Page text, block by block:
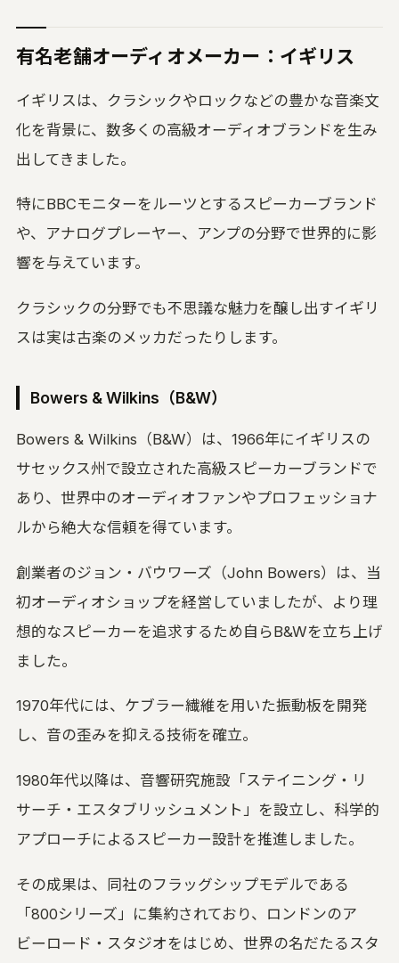
有名老舗オーディオメーカー：イギリス
イギリスは、クラシックやロックなどの豊かな音楽文
化を背景に、数多くの高級オーディオブランドを生み
出してきました。
特にBBCモニターをルーツとするスピーカーブランド
や、アナログプレーヤー、アンプの分野で世界的に影
響を与えています。
クラシックの分野でも不思議な魅力を醸し出すイギリ
スは実は古楽のメッカだったりします。
Bowers & Wilkins（B&W）
Bowers & Wilkins（B&W）は、1966年にイギリスの
サセックス州で設立された高級スピーカーブランドで
あり、世界中のオーディオファンやプロフェッショナ
ルから絶大な信頼を得ています。
創業者のジョン・バウワーズ（John Bowers）は、当
初オーディオショップを経営していましたが、より理
想的なスピーカーを追求するため自らB&Wを立ち上げ
ました。
1970年代には、ケブラー繊維を用いた振動板を開発
し、音の歪みを抑える技術を確立。
1980年代以降は、音響研究施設「ステイニング・リ
サーチ・エスタブリッシュメント」を設立し、科学的
アプローチによるスピーカー設計を推進しました。
その成果は、同社のフラッグシップモデルである
「800シリーズ」に集約されており、ロンドンのア
ビーロード・スタジオをはじめ、世界の名だたるスタ